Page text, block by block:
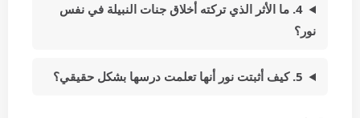
4. ما الأثر الذي تركته أخلاق جنات النبيلة في نفس
نور؟
5. كيف أثبتت نور أنها تعلمت درسها بشكل حقيقي؟